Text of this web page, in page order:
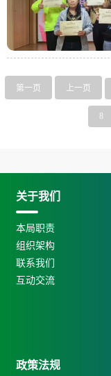
第一页 上一页
8
关于我们
本局职责
组织架构
联系我们
互动交流
政策法规